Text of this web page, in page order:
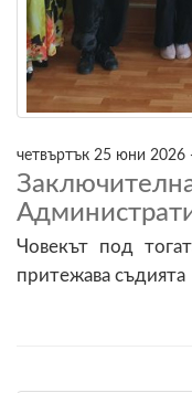
четвъртък 25 юни 2026
Човекът под
притежава съдията